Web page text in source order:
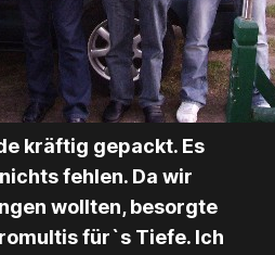
kräftig gepackt. Es
fehlen. Da wir
wollten, besorgte
für`s Tiefe. Ich